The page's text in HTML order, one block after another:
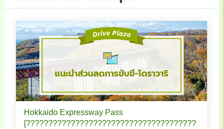
Hokkaido Expressway Pass
[??????????????????????????????????????